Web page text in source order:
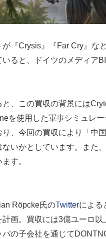
『Crysis』『Far Cry』な
いると、ドイツのメディア
、この買収の背景には
を使用した軍事シミュレ
り、今回の買収により「中
いかとしています。また
す。
Röpcke氏のTwitterによる
画。買収には3億ユーロ
の子会社を通じて